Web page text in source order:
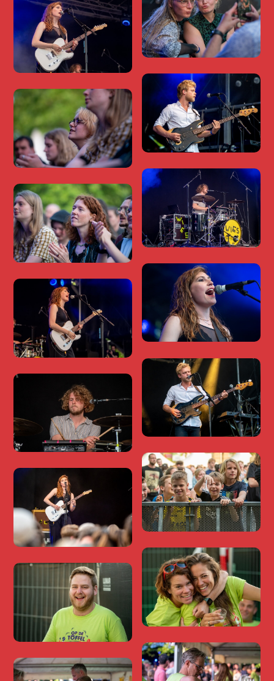
OP DE TÔFFEL
FOTO'S
PROGRAMMA
INFORMATIE
SPONSORS